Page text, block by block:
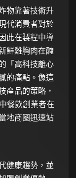
物靠著技術升
代消費者對於
此在製程中導
鮮雞胸肉在醃
「高科技離心
的痛點。像這
產品的策略，
餐飲創業者在
地商圈迅速站
健康趨勢，並